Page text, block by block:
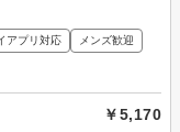
アプリ対応 メンズ歓迎
￥5,170